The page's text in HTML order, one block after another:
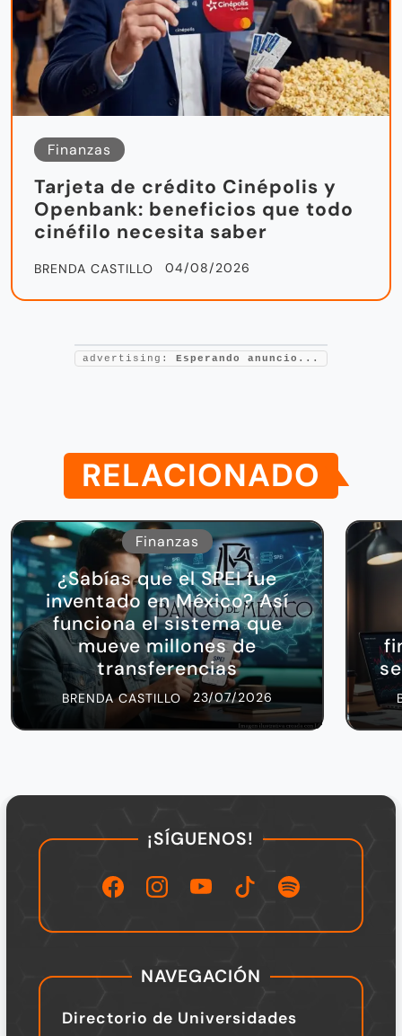
Finanzas
Tarjeta de crédito Cinépolis y
Openbank: beneficios que todo
cinéfilo necesita saber
BRENDA CASTILLO 04/08/2026
advertising: Esperando anuncio...
RELACIONADO
Finanzas
¿Sabías que el SPEI fue
inventado en México? Así
funciona el sistema que
mueve millones de
transferencias
BRENDA CASTILLO 23/07/2026
¡SÍGUENOS!
NAVEGACIÓN
Directorio de Universidades